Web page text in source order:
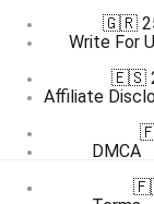
Write For
Affiliate
DMCA
🇬🇷 25
🇪🇸